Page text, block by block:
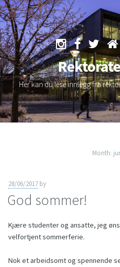
Skip
to
content
Her kan du lese innlegg fra
Month:
28/06/2017 by
God sommer!
Kjære studenter og ansatte, jeg
velfortjent sommerferie.
Nok et arbeidsomt og spennende